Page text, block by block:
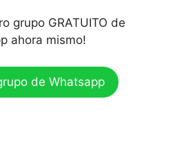
grupo GRATUITO de
ahora mismo!
de Whatsapp